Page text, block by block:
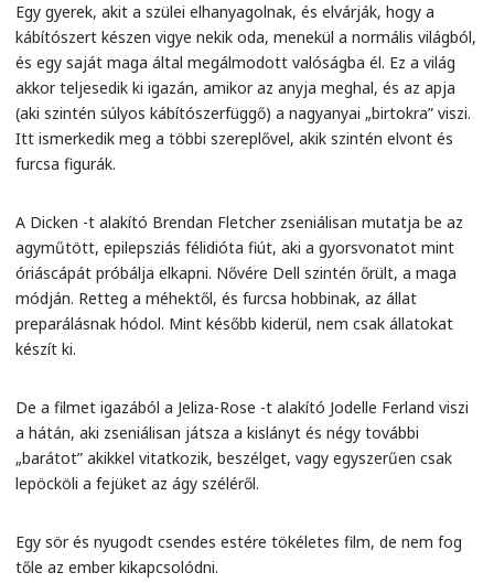
Egy gyerek, akit a szülei elhanyagolnak, és elvárják, hogy a
kábítószert készen vigye nekik oda, menekül a normális világból,
és egy saját maga által megálmodott valóságba él. Ez a világ
akkor teljesedik ki igazán, amikor az anyja meghal, és az apja
(aki szintén súlyos kábítószerfüggő) a nagyanyai „birtokra” viszi.
Itt ismerkedik meg a többi szereplővel, akik szintén elvont és
furcsa figurák.
A Dicken -t alakító Brendan Fletcher zseniálisan mutatja be az
agyműtött, epilepsziás félidióta fiút, aki a gyorsvonatot mint
óriáscápát próbálja elkapni. Nővére Dell szintén őrült, a maga
módján. Retteg a méhektől, és furcsa hobbinak, az állat
preparálásnak hódol. Mint később kiderül, nem csak állatokat
készít ki.
De a filmet igazából a Jeliza-Rose -t alakító Jodelle Ferland viszi
a hátán, aki zseniálisan játsza a kislányt és négy további
„barátot” akikkel vitatkozik, beszélget, vagy egyszerűen csak
lepöcköli a fejüket az ágy széléről.
Egy sör és nyugodt csendes estére tökéletes film, de nem fog
tőle az ember kikapcsolódni.